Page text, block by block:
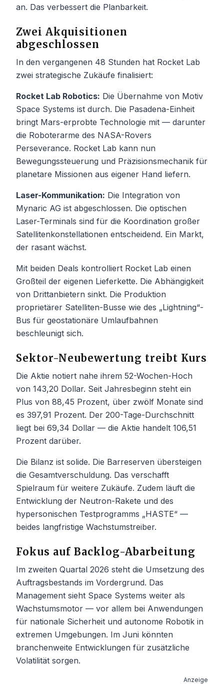
an. Das verbessert die Planbarkeit.
Zwei Akquisitionen
abgeschlossen
In den vergangenen 48 Stunden hat Rocket Lab
zwei strategische Zukäufe finalisiert:
Rocket Lab Robotics: Die Übernahme von Motiv
Space Systems ist durch. Die Pasadena-Einheit
bringt Mars-erprobte Technologie mit — darunter
die Roboterarme des NASA-Rovers
Perseverance. Rocket Lab kann nun
Bewegungssteuerung und Präzisionsmechanik für
planetare Missionen aus eigener Hand liefern.
Laser-Kommunikation: Die Integration von
Mynaric AG ist abgeschlossen. Die optischen
Laser-Terminals sind für die Koordination großer
Satellitenkonstellationen entscheidend. Ein Markt,
der rasant wächst.
Mit beiden Deals kontrolliert Rocket Lab einen
Großteil der eigenen Lieferkette. Die Abhängigkeit
von Drittanbietern sinkt. Die Produktion
proprietärer Satelliten-Busse wie des „Lightning“-
Bus für geostationäre Umlaufbahnen
beschleunigt sich.
Sektor-Neubewertung treibt Kurs
Die Aktie notiert nahe ihrem 52-Wochen-Hoch
von 143,20 Dollar. Seit Jahresbeginn steht ein
Plus von 88,45 Prozent, über zwölf Monate sind
es 397,91 Prozent. Der 200-Tage-Durchschnitt
liegt bei 69,34 Dollar — die Aktie handelt 106,51
Prozent darüber.
Die Bilanz ist solide. Die Barreserven übersteigen
die Gesamtverschuldung. Das verschafft
Spielraum für weitere Zukäufe. Zudem läuft die
Entwicklung der Neutron-Rakete und des
hypersonischen Testprogramms „HASTE“ —
beides langfristige Wachstumstreiber.
Fokus auf Backlog-Abarbeitung
Im zweiten Quartal 2026 steht die Umsetzung des
Auftragsbestands im Vordergrund. Das
Management sieht Space Systems weiter als
Wachstumsmotor — vor allem bei Anwendungen
für nationale Sicherheit und autonome Robotik in
extremen Umgebungen. Im Juni könnten
branchenweite Entwicklungen für zusätzliche
Volatilität sorgen.
Anzeige